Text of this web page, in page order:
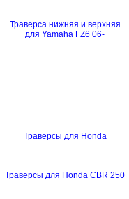
Траверса нижняя и верхняя
для Yamaha FZ6 06-
Траверсы для Honda
Траверсы для Honda CBR 250